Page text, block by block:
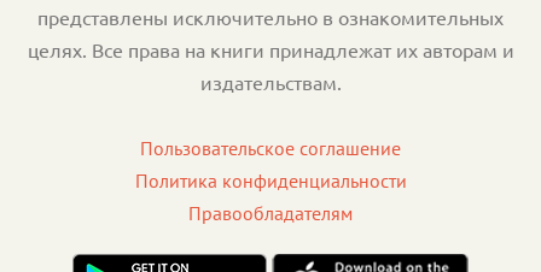
представлены исключительно в ознакомительных
целях. Все права на книги принадлежат их авторам и
издательствам.
Пользовательское соглашение
Политика конфиденциальности
Правообладателям